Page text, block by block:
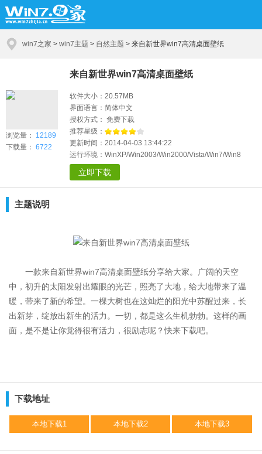
win7之家 > win7主题 > 自然主题 > 来自新世界win7高清桌面壁纸
来自新世界win7高清桌面壁纸
浏览量： 12189
下载量： 6722
软件大小：20.57MB
界面语言：简体中文
授权方式： 免费下载
推荐星级：
更新时间：2014-04-03 13:44:22
运行环境：WinXP/Win2003/Win2000/Vista/Win7/Win8
立即下载
主题说明
一款来自新世界win7高清桌面壁纸分享给大家。广阔的天空
中，初升的太阳发射出耀眼的光芒，照亮了大地，给大地带来了温
暖，带来了新的希望。一棵大树也在这灿烂的阳光中苏醒过来，长
出新芽，绽放出新生的活力。一切，都是这么生机勃勃。这样的画
面，是不是让你觉得很有活力，很励志呢？快来下载吧。
下载地址
本地下载1 本地下载2 本地下载3